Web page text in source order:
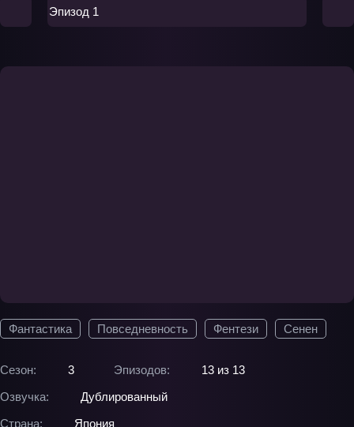
Фантастика Повседневность Фентези Сенен
Сезон: 3 Эпизодов:
13 из 13
Озвучка:
Дублированный
Страна:
Япония
Эпизод 1